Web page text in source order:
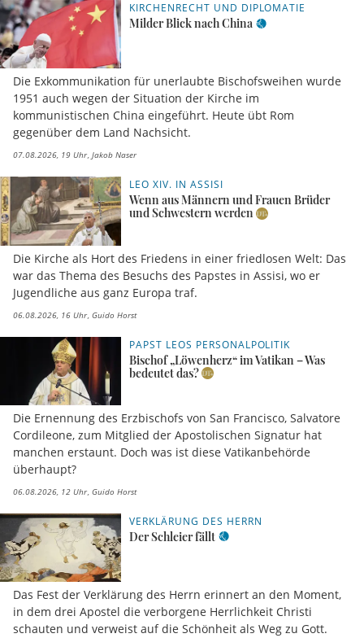
KIRCHENRECHT UND DIPLOMATIE
Milder Blick nach China
Die Exkommunikation für unerlaubte Bischofsweihen wurde
1951 auch wegen der Situation der Kirche im
kommunistischen China eingeführt. Heute übt Rom
gegenüber dem Land Nachsicht.
07.08.2026, 19 Uhr Jakob Naser
LEO XIV. IN ASSISI
Wenn aus Männern und Frauen Brüder
und Schwestern werden
Die Kirche als Hort des Friedens in einer friedlosen Welt: Das
war das Thema des Besuchs des Papstes in Assisi, wo er
Jugendliche aus ganz Europa traf.
06.08.2026, 16 Uhr Guido Horst
PAPST LEOS PERSONALPOLITIK
Bischof „Löwenherz“ im Vatikan – Was
bedeutet das?
Die Ernennung des Erzbischofs von San Francisco, Salvatore
Cordileone, zum Mitglied der Apostolischen Signatur hat
manchen erstaunt. Doch was ist diese Vatikanbehörde
überhaupt?
06.08.2026, 12 Uhr Guido Horst
VERKLÄRUNG DES HERRN
Der Schleier fällt
Das Fest der Verklärung des Herrn erinnert an den Moment,
in dem drei Apostel die verborgene Herrlichkeit Christi
schauten und verweist auf die Schönheit als Weg zu Gott.